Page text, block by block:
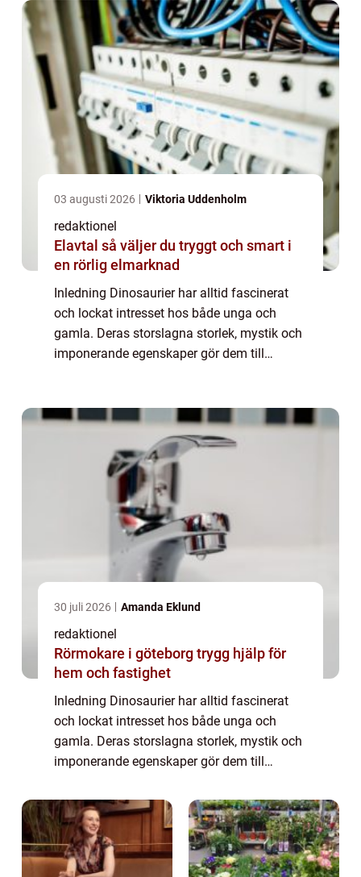
vandr...
03 augusti 2026 Viktoria Uddenholm
redaktionel
Elavtal så väljer du tryggt och smart i
en rörlig elmarknad
Inledning Dinosaurier har alltid fascinerat
och lockat intresset hos både unga och
gamla. Deras storslagna storlek, mystik och
imponerande egenskaper gör dem till
30 juli 2026 Amanda Eklund
redaktionel
Rörmokare i göteborg trygg hjälp för
hem och fastighet
Inledning Dinosaurier har alltid fascinerat
och lockat intresset hos både unga och
gamla. Deras storslagna storlek, mystik och
imponerande egenskaper gör dem till
olika arterna av dinosaurier som en gång
vandr...